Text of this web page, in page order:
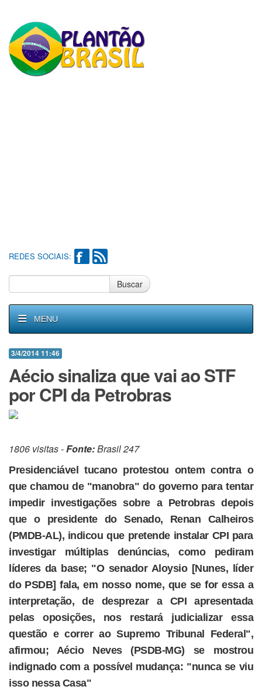
REDES SOCIAIS:
Buscar
MENU
3/4/2014 11:46
Aécio sinaliza que vai ao STF
por CPI da Petrobras
1806 visitas -Fonte:Brasil 247
Presidenciável tucano protestou ontem contra o
que chamou de "manobra" do governo para tentar
impedir investigações sobre a Petrobras depois
que o presidente do Senado, Renan Calheiros
(PMDB-AL), indicou que pretende instalar CPI para
investigar múltiplas denúncias, como pediram
líderes da base; "O senador Aloysio [Nunes, líder
do PSDB] fala, em nosso nome, que se for essa a
interpretação, de desprezar a CPI apresentada
pelas oposições, nos restará judicializar essa
questão e correr ao Supremo Tribunal Federal",
afirmou; Aécio Neves (PSDB-MG) se mostrou
indignado com a possível mudança: "nunca se viu
isso nessa Casa"